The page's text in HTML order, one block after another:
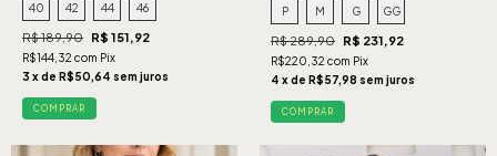
40 42 44 46
R$ 189,90 R$ 151,92
R$144,32 com Pix
3 x de R$50,64 sem juros
COMPRAR
P M G GG
R$ 289,90 R$ 231,92
R$220,32 com Pix
4 x de R$57,98 sem juros
COMPRAR